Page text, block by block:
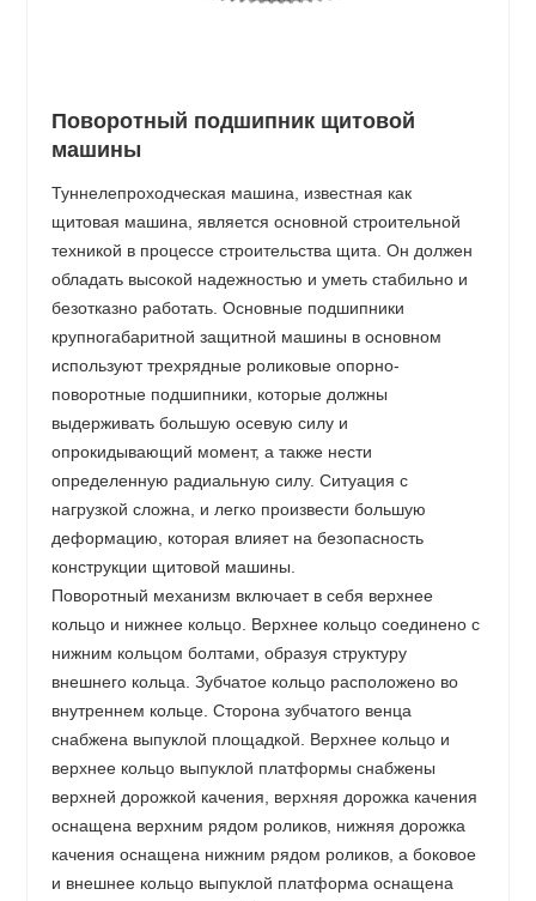
Поворотный подшипник щитовой
машины
Туннелепроходческая машина, известная как
щитовая машина, является основной строительной
техникой в ​​процессе строительства щита. Он должен
обладать высокой надежностью и уметь стабильно и
безотказно работать. Основные подшипники
крупногабаритной защитной машины в основном
используют трехрядные роликовые опорно-
поворотные подшипники, которые должны
выдерживать большую осевую силу и
опрокидывающий момент, а также нести
определенную радиальную силу. Ситуация с
нагрузкой сложна, и легко произвести большую
деформацию, которая влияет на безопасность
конструкции щитовой машины.
Поворотный механизм включает в себя верхнее
кольцо и нижнее кольцо. Верхнее кольцо соединено с
нижним кольцом болтами, образуя структуру
внешнего кольца. Зубчатое кольцо расположено во
внутреннем кольце. Сторона зубчатого венца
снабжена выпуклой площадкой. Верхнее кольцо и
верхнее кольцо выпуклой платформы снабжены
верхней дорожкой качения, верхняя дорожка качения
оснащена верхним рядом роликов, нижняя дорожка
качения оснащена нижним рядом роликов, а боковое
и внешнее кольцо выпуклой платформа оснащена